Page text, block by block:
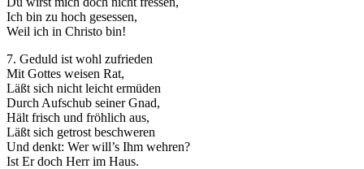
Ich bin zu hoch gesessen,
Weil ich in Christo bin!
7. Geduld ist wohl zufrieden
Mit Gottes weisen Rat,
Läßt sich nicht leicht ermüden
Durch Aufschub seiner Gnad,
Hält frisch und fröhlich aus,
Läßt sich getrost beschweren
Und denkt: Wer will’s Ihm wehren?
Ist Er doch Herr im Haus.